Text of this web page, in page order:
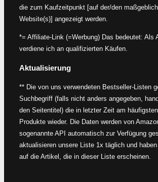
die zum Kaufzeitpunkt [auf der/den
Website(s)] angezeigt werden.
*= Affiliate-Link (=Werbung) Das bedeutet: Als
verdiene ich an qualifizierten Käufen.
Aktualisierung
** Die von uns verwendeten Bestseller-Listen
Suchbegriff (falls nicht anders angegeben,
den Seitentitel) die in letzter Zeit am
Produkte wieder. Die Daten werden von
sogenannte API automatisch zur Verfügung
aktualisieren unsere Liste 1x täglich und
auf die Artikel, die in dieser Liste erscheinen.